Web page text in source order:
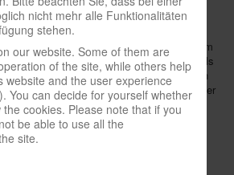
Special 2025
Bisher hatte Klein neben den
Kanal
den USA besucht und den Verein bei einem
vertreten. SdJ bescheinigte ihm als
Ehrlichkeit ohne Ehrfurcht vor Namen
deutschsprachigen Rezensenten zu einer
mache; Spiel des Jahres werde er mit
seiner Gradlinigkeit und seinem klugen
nicht mehr alle Funktionalitäten
stehen.
our website. Some of them are
of the site, while others help
website and the user experience
You can decide for yourself whether
cookies. Please note that if you
be able to use all the
site.